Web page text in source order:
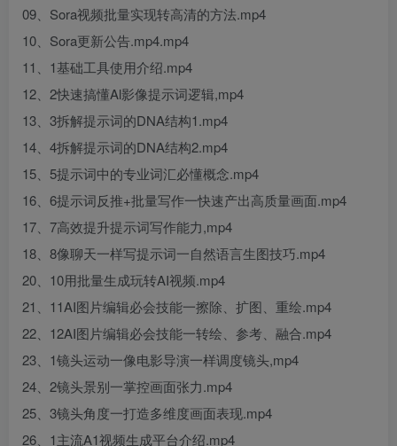
09、Sora视频批量实现转高清的方法.mp4
10、Sora更新公告.mp4.mp4
11、1基础工具使用介绍.mp4
12、2快速搞懂Al影像提示词逻辑,mp4
13、3拆解提示词的DNA结构1.mp4
14、4拆解提示词的DNA结构2.mp4
15、5提示词中的专业词汇必懂概念.mp4
16、6提示词反推+批量写作一快速产出高质量画面.mp4
17、7高效提升提示词写作能力,mp4
18、8像聊天一样写提示词一自然语言生图技巧.mp4
20、10用批量生成玩转AI视频.mp4
21、11AI图片编辑必会技能一擦除、扩图、重绘.mp4
22、12AI图片编辑必会技能一转绘、参考、融合.mp4
23、1镜头运动一像电影导演一样调度镜头,mp4
24、2镜头景别一掌控画面张力.mp4
25、3镜头角度一打造多维度画面表现.mp4
26、1主流A1视频生成平台介绍.mp4